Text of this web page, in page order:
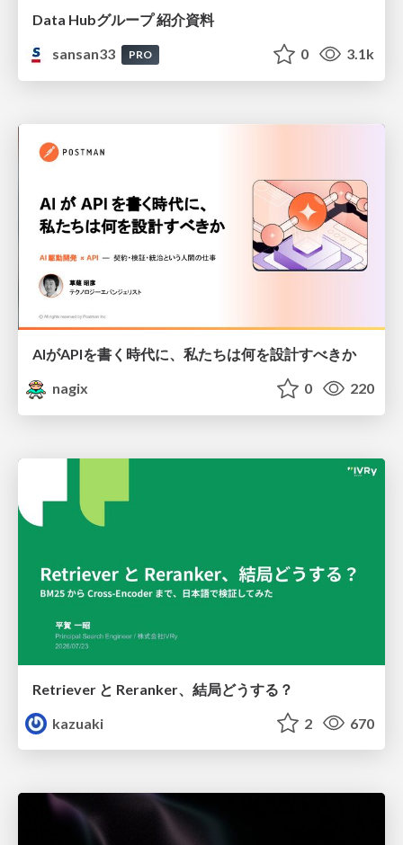
Data Hubグループ 紹介資料
sansan33
PRO 0 3.1k
AIがAPIを書く時代に、私たちは何を設計すべきか
nagix
0 220
Retriever と Reranker、結局どうする？
kazuaki
2 670